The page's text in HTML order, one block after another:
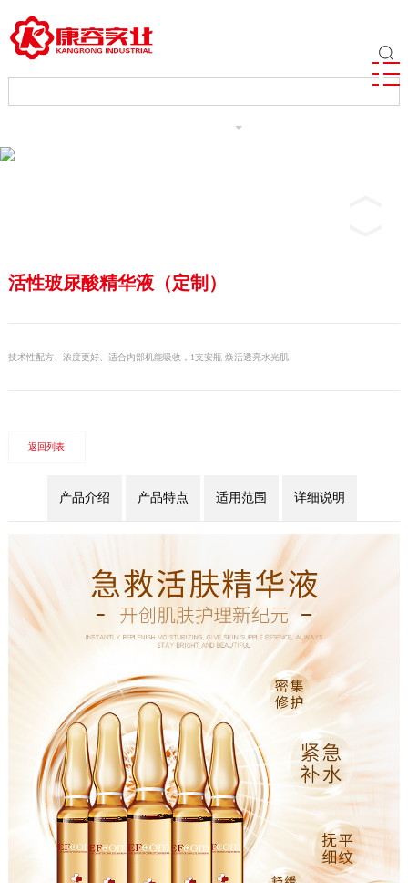
活性玻尿酸精华液（定制）
技术性配方、浓度更好、适合内部机能吸收，1支安瓶 焕活透亮水光肌
返回列表
产品介绍 产品特点 适用范围 详细说明